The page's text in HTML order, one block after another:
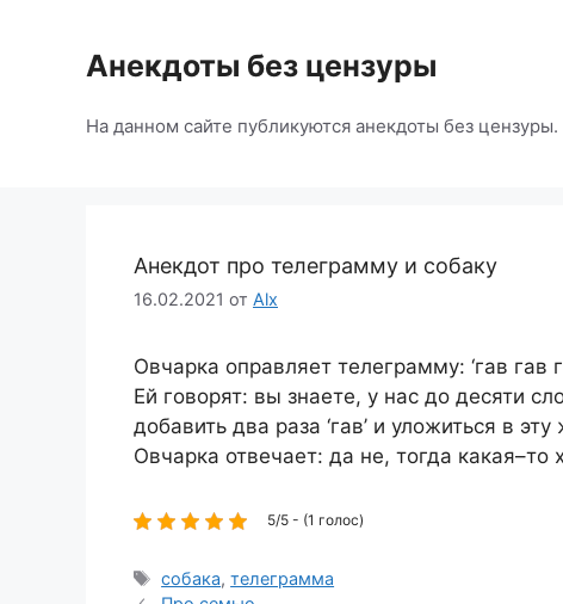
содержимомуАнекдоты без цензуры
На данном сайте публикуются анекдоты без
Анекдот про телеграмму и собаку
16.02.2021 от Alx
Овчарка оправляет телеграмму: ‘гав гав
Ей говорят: вы знаете, у нас до десяти
добавить два раза ‘гав’ и уложиться в
Овчарка отвечает: да не, тогда какая–то
5/5 - (1 голос)
Метки
собака,телеграмма